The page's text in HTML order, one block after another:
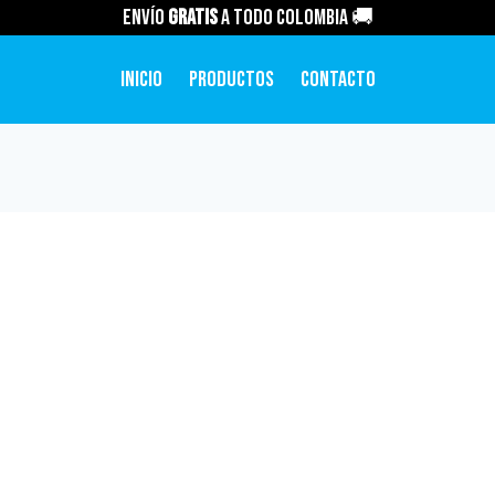
Envío GRATISa todo Colombia 🚚
Inicio Productos Contacto